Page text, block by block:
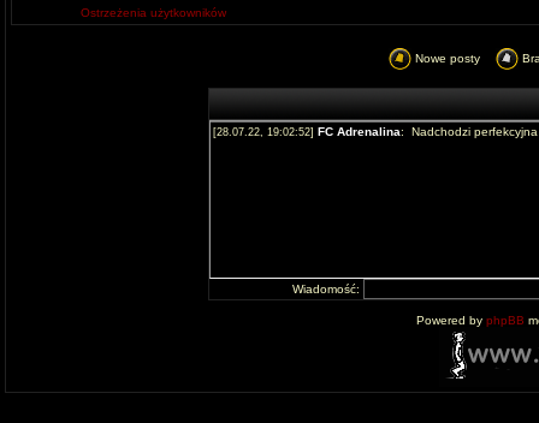
Ostrzeżenia użytkowników
Nowe posty
Wiadomość:
Powered by phpBB